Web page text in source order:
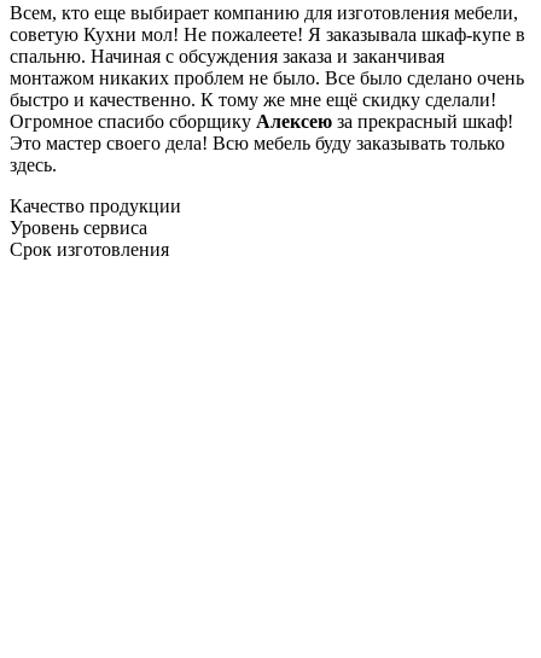
Всем, кто еще выбирает компанию для изготовления мебели,
советую Кухни мол! Не пожалеете! Я заказывала шкаф-купе в
спальню. Начиная с обсуждения заказа и заканчивая
монтажом никаких проблем не было. Все было сделано очень
быстро и качественно. К тому же мне ещё скидку сделали!
Огромное спасибо сборщику Алексею за прекрасный шкаф!
Это мастер своего дела! Всю мебель буду заказывать только
здесь.
Качество продукции
Уровень сервиса
Срок изготовления